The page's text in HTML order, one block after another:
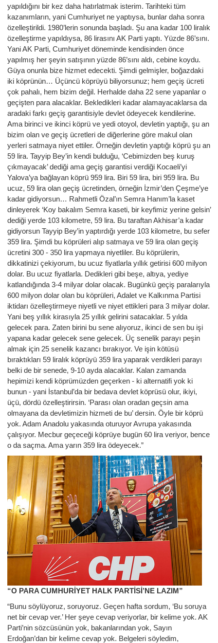
yapıldığını bir kez daha hatırlatmak isterim. Tarihteki tüm
kazanımların, yani Cumhuriyet ne yaptıysa, bunlar daha sonra
özelleştirildi. 1980’lerin sonunda başladı. Şu ana kadar 100 liralık
özelleştirme yapıldıysa, 86 lirasını AK Parti yaptı. Yüzde 86’sını.
Yani AK Parti, Cumhuriyet döneminde kendisinden önce
yapılmış her şeyin satışının yüzde 86’sını aldı, cebine koydu.
Güya onunla bize hizmet edecekti. Şimdi gelmişler, boğazdaki
iki köprünün… Üçüncü köprüyü biliyorsunuz; hem geçiş ücreti
çok pahalı, hem bizim değil. Herhalde daha 22 sene yapanlar o
geçişten para alacaklar. Bekledikleri kadar alamayacaklarsa da
aradaki farkı geçiş garantisiyle devlet ödeyecek kendilerine.
Ama birinci ve ikinci köprü ve yedi otoyol, devletin yaptığı, şu an
bizim olan ve geçiş ücretleri de diğerlerine göre makul olan
yerleri satmaya niyet ettiler. Örneğin devletin yaptığı köprü şu an
59 lira. Tayyip Bey’in kendi bulduğu, ‘Cebimizden beş kuruş
çıkmayacak’ dediği ama geçiş garantisi verdiği Kocaeli’yi
Yalova’ya bağlayan köprü 959 lira. Biri 59 lira, biri 959 lira. Bu
ucuz, 59 lira olan geçiş ücretinden, örneğin İzmir’den Çeşme’ye
kadar gidiyorsun… Rahmetli Özal’ın Semra Hanım’la kaset
dinleyerek ‘Koy bakalım Semra kaseti, bir keyfimiz yerine gelsin’
dediği yerde 103 kilometre, 59 lira. Bu taraftan Akhisar’a kadar
gidiyorsun Tayyip Bey’in yaptırdığı yerde 103 kilometre, bu sefer
359 lira. Şimdi bu köprüleri alıp satmaya ve 59 lira olan geçiş
ücretini 300 - 350 lira yapmaya niyetliler. Bu köprülerin,
dikkatinizi çekiyorum, bu ucuz fiyatlarla yıllık getirisi 600 milyon
dolar. Bu ucuz fiyatlarla. Dedikleri gibi beşe, altıya, yediye
katlandığında 3-4 milyar dolar olacak. Bugünkü geçiş paralarıyla
600 milyon dolar olan bu köprüleri, Adalet ve Kalkınma Partisi
iktidarı özelleştirmeye niyetli ve niyet ettikleri para 3 milyar dolar.
Yani beş yıllık kirasıyla 25 yıllık gelirini satacaklar. 5 yılda
gelecek para. Zaten birini bu sene alıyoruz, ikinci de sen bu işi
yapana kadar gelecek sene gelecek. Üç senelik parayı peşin
almak için 25 senelik kazancı bırakıyor. Ve işin kötüsü
bıraktıkları 59 liralık köprüyü 359 lira yaparak verdikleri parayı
belki de bir senede, 9-10 ayda alacaklar. Kalan zamanda
hepimizi kendi köprümüzden geçerken - ki alternatifi yok ki
bunun - yani İstanbul’da bir bedava devlet köprüsü olur, ikiyi,
üçü, dördü özelleştirirsin. ‘Parası olan oradan geçsin ama
olmayana da devletimizin hizmeti de bu’ dersin. Öyle bir köprü
yok. Adam Anadolu yakasında oturuyor Avrupa yakasında
çalışıyor. Mecbur geçeceği köprüye bugün 60 lira veriyor, bence
o da saçma. Ama yarın 359 lira ödeyecek.”
“O PARA CUMHURİYET HALK PARTİSİ’NE LAZIM”
“Bunu söylüyoruz, soruyoruz. Geçen hafta sordum, ‘Bu soruya
net bir cevap ver.’ Her şeye cevap veriyorlar, bir kelime yok. AK
Parti’nin sözcüsünün yok, bakanlarından yok, Sayın
Erdoğan’dan bir kelime cevap yok. Belgeleri söyledim,